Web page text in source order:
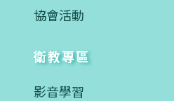
協會活動
衛教專區
影音學習